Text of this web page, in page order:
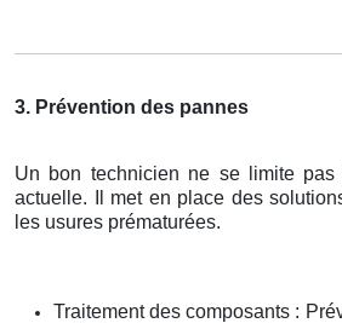
3. Prévention des pannes
Un bon technicien ne se limite
actuelle. Il met en place des
les usures prématurées.
Traitement des composants :